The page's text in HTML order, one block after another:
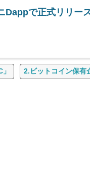
Dappで正式リリー
2.ビットコイン保有